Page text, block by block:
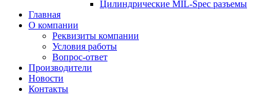
Цилиндрические MIL-Spec разъемы
Главная
О компании
Реквизиты компании
Условия работы
Вопрос-ответ
Производители
Новости
Контакты